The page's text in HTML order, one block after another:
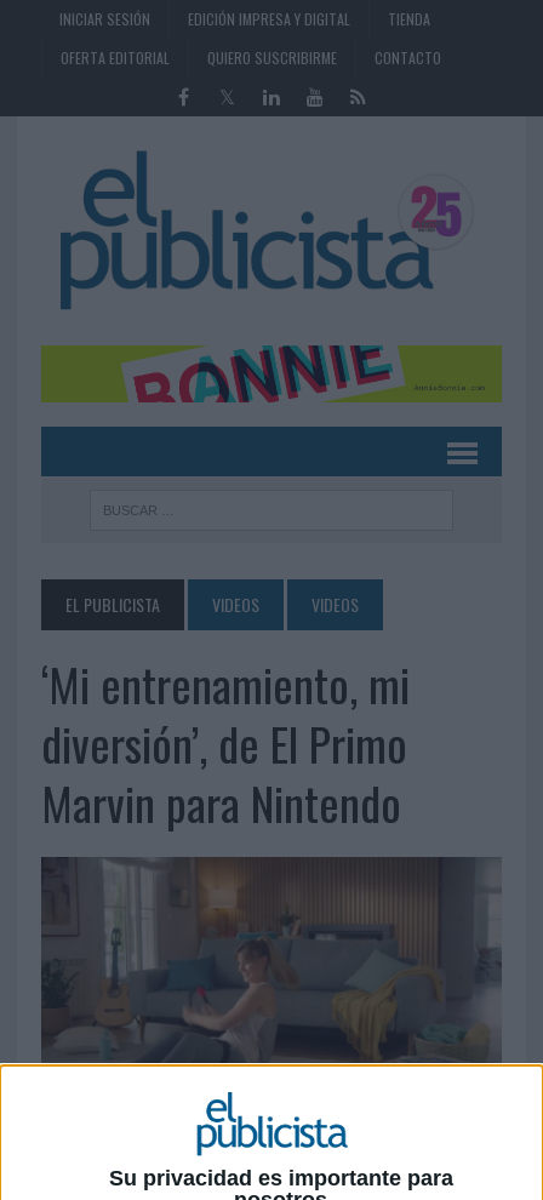
Su privacidad es importante para
INICIAR SESIÓN EDICIÓN IMPRESA Y DIGITAL
TIENDA
OFERTA EDITORIAL
QUIERO SUSCRIBIRME CONTACTO
EL PUBLICISTA VIDEOS VIDEOS
‘Mi entrenamiento, mi
diversión’, de El Primo
Marvin para Nintendo
Ficha técnica ‘Mi entrenamiento, mi